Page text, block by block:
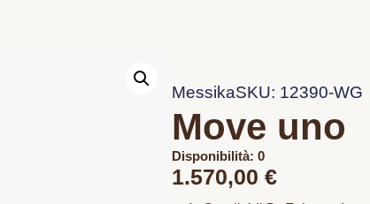
MessikaSKU: 12390-WG
Move uno
Disponibilità: 0
1.570,00 €